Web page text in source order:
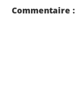
Commentaire :